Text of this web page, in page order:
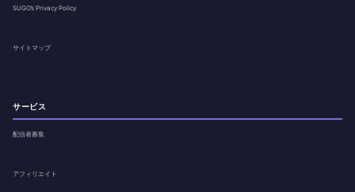
SUGO’s Privacy Policy
サイトマップ
サービス
配信者募集
アフィリエイト